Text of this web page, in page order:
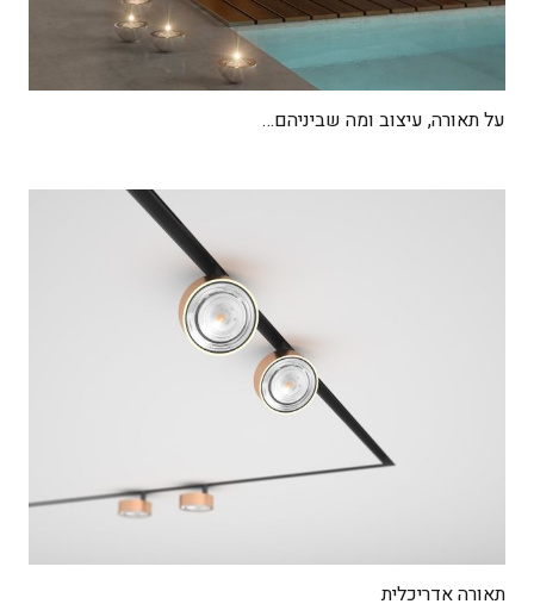
על תאורה, עיצוב ומה שביניהם…
תאורה אדריכלית